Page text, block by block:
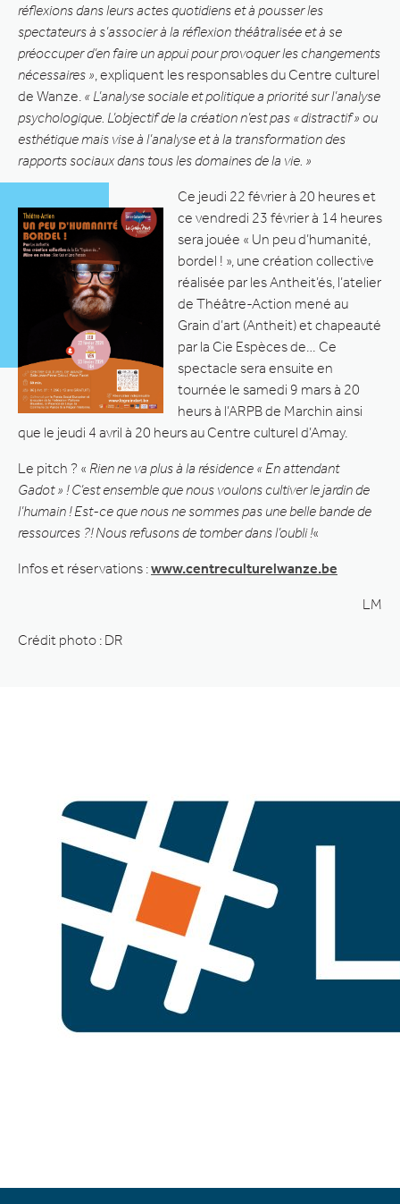
réflexions dans leurs actes quotidiens et à pousser les
spectateurs à s’associer à la réflexion théâtralisée et à se
préoccuper d’en faire un appui pour provoquer les changements
nécessaires » , expliquent les responsables du Centre culturel
de Wanze. « L’analyse sociale et politique a priorité sur l’analyse
psychologique. L’objectif de la création n’est pas « distractif » ou
esthétique mais vise à l’analyse et à la transformation des
rapports sociaux dans tous les domaines de la vie. »
Ce jeudi 22 février à 20 heures et
ce vendredi 23 février à 14 heures
sera jouée « Un peu d’humanité,
bordel ! », une création collective
réalisée par les Antheit’és, l’atelier
de Théâtre-Action mené au
Grain d’art (Antheit) et chapeauté
par la Cie Espèces de… Ce
spectacle sera ensuite en
tournée le samedi 9 mars à 20
heurs à l’ARPB de Marchin ainsi
que le jeudi 4 avril à 20 heurs au Centre culturel d’Amay.
Le pitch ? « Rien ne va plus à la résidence « En attendant
Gadot » ! C’est ensemble que nous voulons cultiver le jardin de
l’humain ! Est-ce que nous ne sommes pas une belle bande de
ressources ?! Nous refusons de tomber dans l’oubli !«
Infos et réservations :www.centreculturelwanze.be
LM
Crédit photo : DR